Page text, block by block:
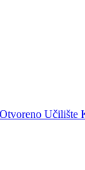
Učilište